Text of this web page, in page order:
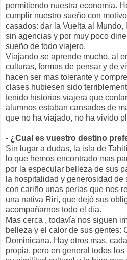
permitiendo nuestra economía.
cumplir nuestro sueño con
casados: dar la Vuelta al Mundo,
sin agencias y por muy poco
sueño de todo viajero.
Viajando se aprende mucho, al
culturas, formas de pensar y de
hacen ser mas tolerante y
clases hubiesen sido
tenido historias viajera que
alumnos estaban cansados de
que no ha viajado, no ha vivido
- ¿Cual es vuestro destino
Sin lugar a dudas, la isla de
lo que hemos encontrado mas
por la especular belleza de sus
la hospitalidad y generosidad de
con cariño unas perlas que nos
una nativa Riri, que dejó sus
acompañarnos todo el día.
Mas cerca , todavía nos siguen
belleza y el calor de sus gentes:
Dominicana. Hay otros mas,
propia, pero en general todos